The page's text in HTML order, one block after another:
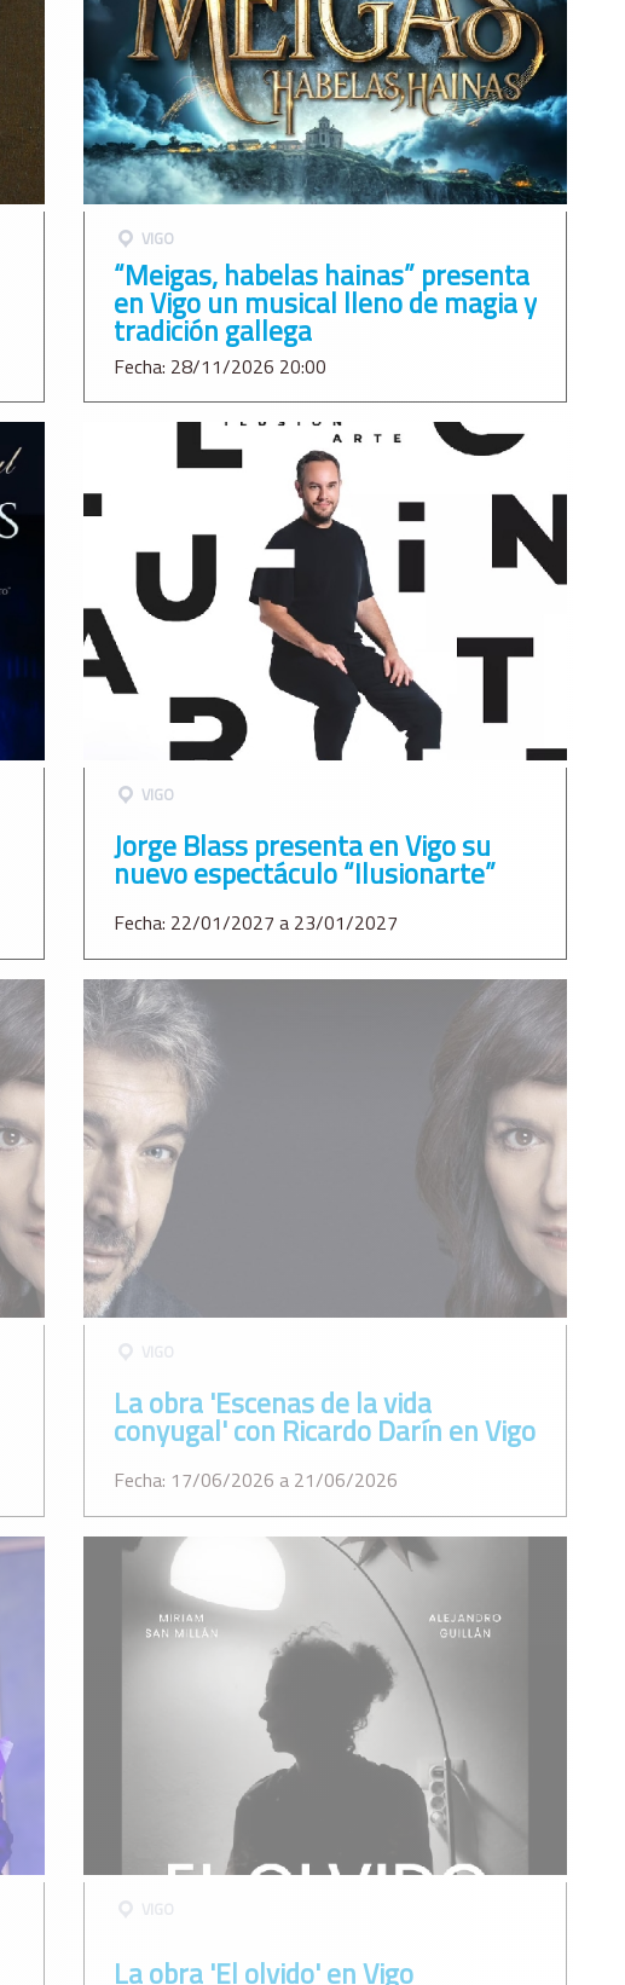
VIGO
“Meigas, habelas hainas” presenta
en Vigo un musical lleno de magia y
tradición gallega
Fecha: 28/11/2026 20:00
VIGO
Jorge Blass presenta en Vigo su
nuevo espectáculo “Ilusionarte”
Fecha: 22/01/2027 a 23/01/2027
VIGO
La obra 'Escenas de la vida
conyugal' con Ricardo Darín en Vigo
Fecha: 17/06/2026 a 21/06/2026
VIGO
La obra 'El olvido' en Vigo